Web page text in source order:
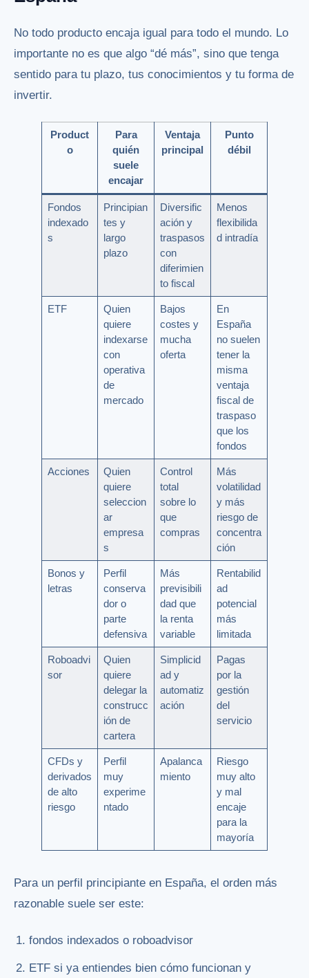
No todo producto encaja igual para todo el mundo. Lo
importante no es que algo “dé más”, sino que tenga
sentido para tu plazo, tus conocimientos y tu forma de
invertir.
Product
o
Para
quién
suele
encajar
Ventaja
principal
Punto
débil
Fondos
indexado
s
Principian
tes y
largo
plazo
Diversific
ación y
traspasos
con
diferimien
to fiscal
Menos
flexibilida
d intradía
ETF
Quien
quiere
indexarse
con
operativa
de
mercado
Bajos
costes y
mucha
oferta
En
España
no suelen
tener la
misma
ventaja
fiscal de
traspaso
que los
fondos
Acciones
Quien
quiere
seleccion
ar
empresa
s
Control
total
sobre lo
que
compras
Más
volatilidad
y más
riesgo de
concentra
ción
Bonos y
letras
Perfil
conserva
dor o
parte
defensiva
Más
previsibili
dad que
la renta
variable
Rentabilid
ad
potencial
más
limitada
Roboadvi
sor
Quien
quiere
delegar la
construcc
ión de
cartera
Simplicid
ad y
automatiz
ación
Pagas
por la
gestión
del
servicio
CFDs y
derivados
de alto
riesgo
Perfil
muy
experime
ntado
Apalanca
miento
Riesgo
muy alto
y mal
encaje
para la
mayoría
Para un perfil principiante en España, el orden más
razonable suele ser este:
fondos indexados o roboadvisor
ETF si ya entiendes bien cómo funcionan y